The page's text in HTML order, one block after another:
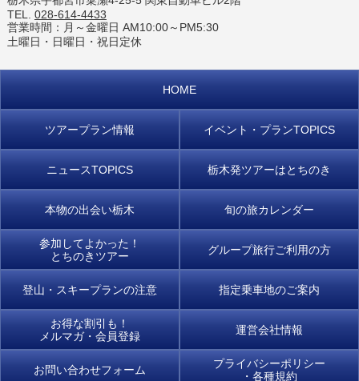
TEL. 028-614-4433
営業時間：月～金曜日 AM10:00～PM5:30
土曜日・日曜日・祝日定休
HOME
ツアープラン情報 イベント・プランTOPICS
ニュースTOPICS 栃木発ツアーはとちのき
本物の出会い栃木 旬の旅カレンダー
参加してよかった！
とちのきツアー
グループ旅行ご利用の方
登山・ スキープランの注意 指定乗車地のご案内
お得な割引も！
メルマガ・会員登録
運営会社情報
お問い合わせフォーム
プライバシーポリシー
・各種規約